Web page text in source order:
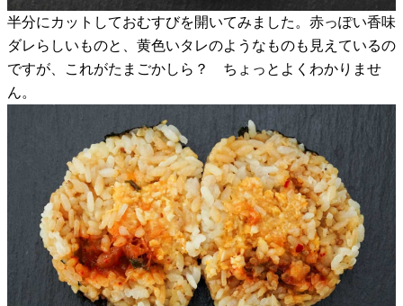
半分にカットしておむすびを開いてみました。赤っぽい香味
ダレらしいものと、黄色いタレのようなものも見えているの
ですが、これがたまごかしら？ ちょっとよくわかりませ
ん。